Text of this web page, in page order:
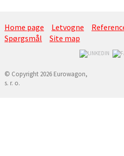
Home page Letvogne
Spørgsmål
Site map
© Copyright 2026 Eurowagon,
s. r. o.